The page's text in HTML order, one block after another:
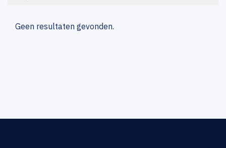
Geen resultaten gevonden.